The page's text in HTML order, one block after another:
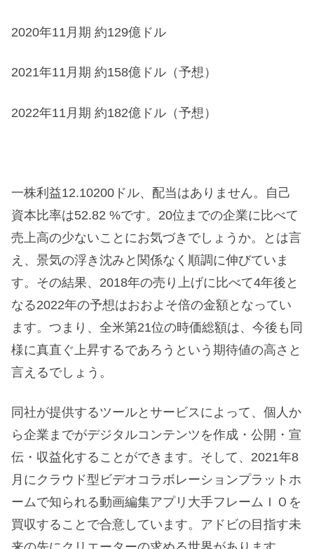
2020年11月期 約129億ドル
2021年11月期 約158億ドル（予想）
2022年11月期 約182億ドル（予想）
一株利益12.10200ドル、配当はありません。自己
資本比率は52.82 %です。20位までの企業に比べて
売上高の少ないことにお気づきでしょうか。とは言
え、景気の浮き沈みと関係なく順調に伸びていま
す。その結果、2018年の売り上げに比べて4年後と
なる2022年の予想はおおよそ倍の金額となってい
ます。つまり、全米第21位の時価総額は、今後も同
様に真直ぐ上昇するであろうという期待値の高さと
言えるでしょう。
同社が提供するツールとサービスによって、個人か
ら企業までがデジタルコンテンツを作成・公開・宣
伝・収益化することができます。そして、 2021年8
月にクラウド型ビデオコラボレーションプラットホ
ームで知られる動画編集アプリ大手フレームＩＯを
買収することで合意しています。アドビの目指す未